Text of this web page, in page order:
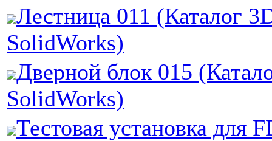
Лестница 011 (Каталог
SolidWorks)
Дверной блок 015
SolidWorks)
Тестовая установка для